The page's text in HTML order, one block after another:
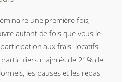
une première fois,
autant de fois que vous le
aux frais locatifs
majorés de 21% de
les pauses et les repas